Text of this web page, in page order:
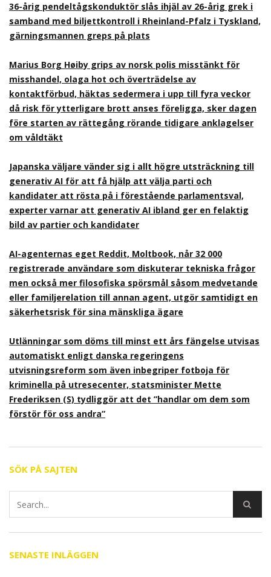
36-årig pendeltågskonduktör slås ihjäl av 26-årig grek i
samband med biljettkontroll i Rheinland-Pfalz i Tyskland,
gärningsmannen greps på plats
Marius Borg Høiby grips av norsk polis misstänkt för
misshandel, olaga hot och överträdelse av
kontaktförbud, häktas sedermera i upp till fyra veckor
då risk för ytterligare brott anses föreligga, sker dagen
före starten av rättegång rörande tidigare anklagelser
om våldtäkt
Japanska väljare vänder sig i allt högre utsträckning till
generativ AI för att få hjälp att välja parti och
kandidater att rösta på i förestående parlamentsval,
experter varnar att generativ AI ibland ger en felaktig
bild av partier och kandidater
AI-agenternas eget Reddit, Moltbook, når 32 000
registrerade användare som diskuterar tekniska frågor
men också mer filosofiska spörsmål såsom medvetande
eller familjerelation till annan agent, utgör samtidigt en
säkerhetsrisk för sina mänskliga ägare
Utlänningar som döms till minst ett års fängelse utvisas
automatiskt enligt danska regeringens
utvisningsreform som även inbegriper fotboja för
kriminella på utresecenter, statsminister Mette
Frederiksen (S) tydliggör att det ”handlar om dem som
förstör för oss andra”
SÖK PÅ SAJTEN
SENASTE INLÄGGEN